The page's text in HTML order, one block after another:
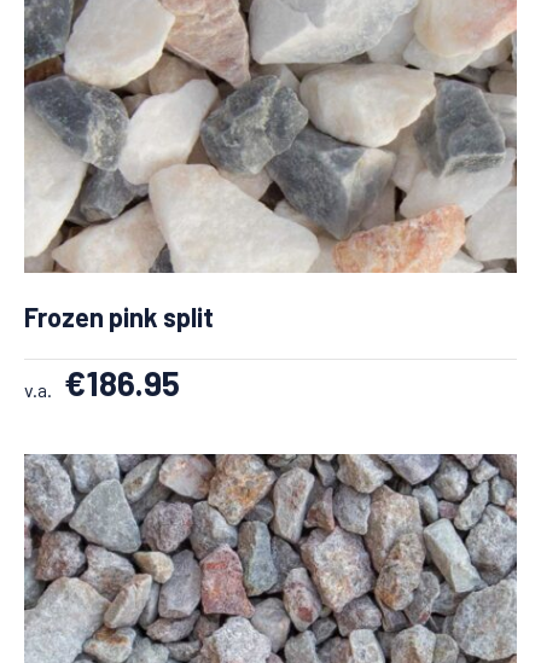
Frozen pink split
v.a. €186.95